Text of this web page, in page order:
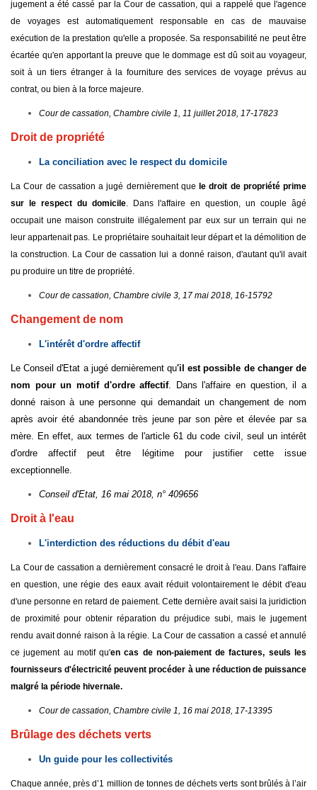
jugement a été cassé par la Cour de cassation, qui a rappelé que l'agence
de voyages est automatiquement responsable en cas de mauvaise
exécution de la prestation qu'elle a proposée. Sa responsabilité ne peut être
écartée qu'en apportant la preuve que le dommage est dû soit au voyageur,
soit à un tiers étranger à la fourniture des services de voyage prévus au
contrat, ou bien à la force majeure.
Cour de cassation, Chambre civile 1, 11 juillet 2018, 17-17823
Droit de propriété
La conciliation avec le respect du domicile
La Cour de cassation a jugé dernièrement que le droit de propriété prime
sur le respect du domicile. Dans l'affaire en question, un couple âgé
occupait une maison construite illégalement par eux sur un terrain qui ne
leur appartenait pas. Le propriétaire souhaitait leur départ et la démolition de
la construction. La Cour de cassation lui a donné raison, d'autant qu'il avait
pu produire un titre de propriété.
Cour de cassation, Chambre civile 3, 17 mai 2018, 16-15792
Changement de nom
L'intérêt d'ordre affectif
Le Conseil d'Etat a jugé dernièrement qu'il est possible de changer de
nom pour un motif d'ordre affectif. Dans l'affaire en question, il a
donné raison à une personne qui demandait un changement de nom
après avoir été abandonnée très jeune par son père et élevée par sa
mère. En effet, aux termes de l'article 61 du code civil, seul un intérêt
d'ordre affectif peut être légitime pour justifier cette issue
exceptionnelle.
Conseil d'Etat, 16 mai 2018, n° 409656
Droit à l'eau
L'interdiction des réductions du débit d'eau
La Cour de cassation a dernièrement consacré le droit à l'eau. Dans l'affaire
en question, une régie des eaux avait réduit volontairement le débit d'eau
d'une personne en retard de paiement. Cette dernière avait saisi la juridiction
de proximité pour obtenir réparation du préjudice subi, mais le jugement
rendu avait donné raison à la régie. La Cour de cassation a cassé et annulé
ce jugement au motif qu'en cas de non-paiement de factures, seuls les
fournisseurs d'électricité peuvent procéder à une réduction de puissance
malgré la période hivernale.
Cour de cassation, Chambre civile 1, 16 mai 2018, 17-13395
Brûlage des déchets verts
Un guide pour les collectivités
Chaque année, près d’1 million de tonnes de déchets verts sont brûlés à l’air